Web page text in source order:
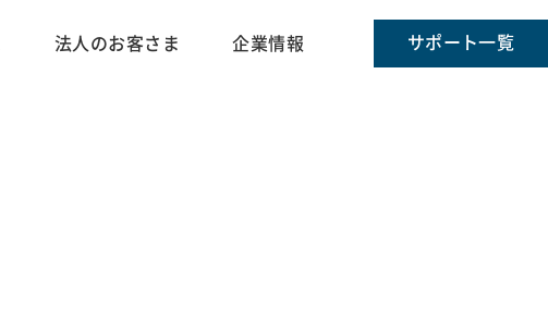
法人のお客さま 企業情報 サポート一覧